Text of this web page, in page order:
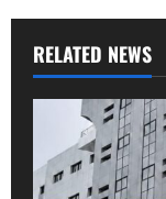
RELATED NEWS